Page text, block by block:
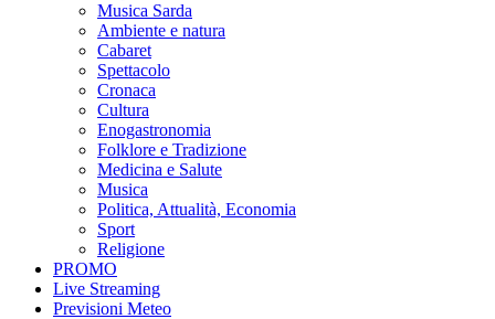
Musica Sarda
Ambiente e natura
Cabaret
Spettacolo
Cronaca
Cultura
Enogastronomia
Folklore e Tradizione
Medicina e Salute
Musica
Politica, Attualità, Economia
Sport
Religione
PROMO
Live Streaming
Previsioni Meteo